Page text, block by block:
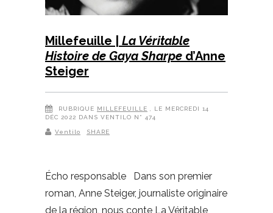
Millefeuille | La Véritable
Histoire de Gaya Sharpe d’Anne
Steiger
RUBRIQUE MILLEFEUILLE
, LE MERCREDI 14
DÉC 2022 DANS VENTILO N° 474
Ventilo SHARE
Écho responsable Dans son premier
roman, Anne Steiger, journaliste originaire
de la région, nous conte La Véritable